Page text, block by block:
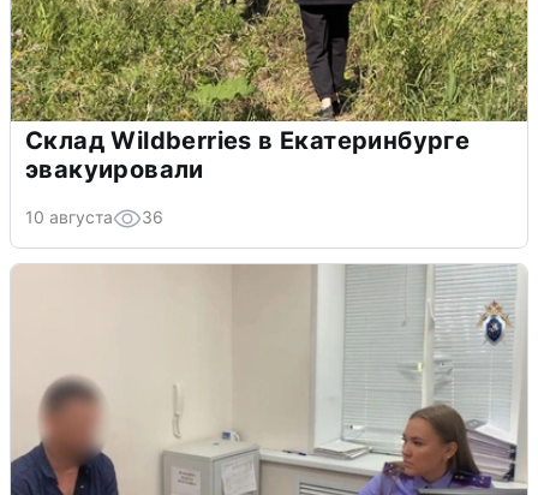
Склад Wildberries в Екатеринбурге
эвакуировали
10 августа 36